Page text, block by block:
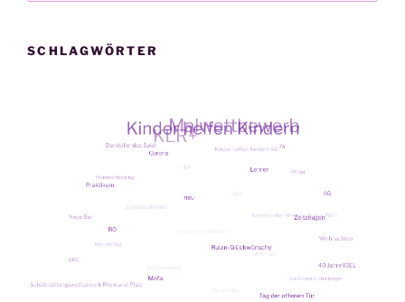
SCHLAGWÖRTER